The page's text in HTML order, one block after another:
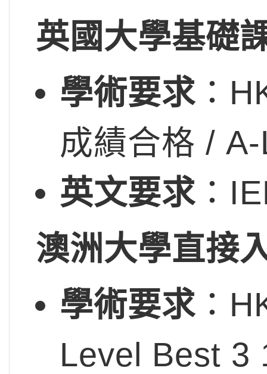
英國大學基礎
學術要求：
成績合格 /
英文要求：
澳洲大學直接
學術要求：
Level Best 3